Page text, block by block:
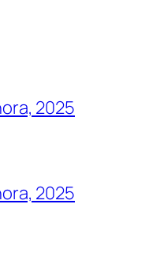
2025
2025